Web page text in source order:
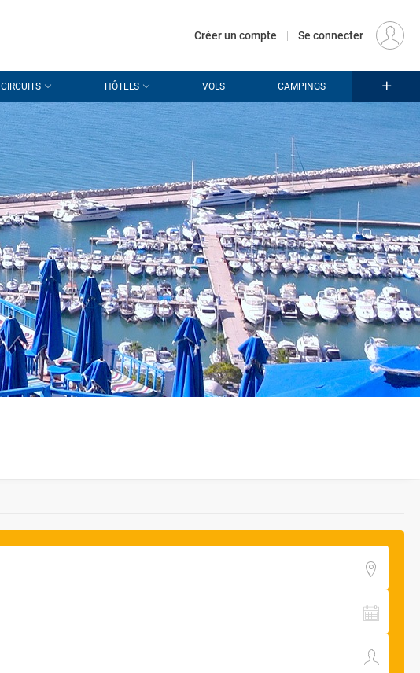
Créer un compte | Se connecter
CIRCUITS HÔTELS VOLS CAMPINGS